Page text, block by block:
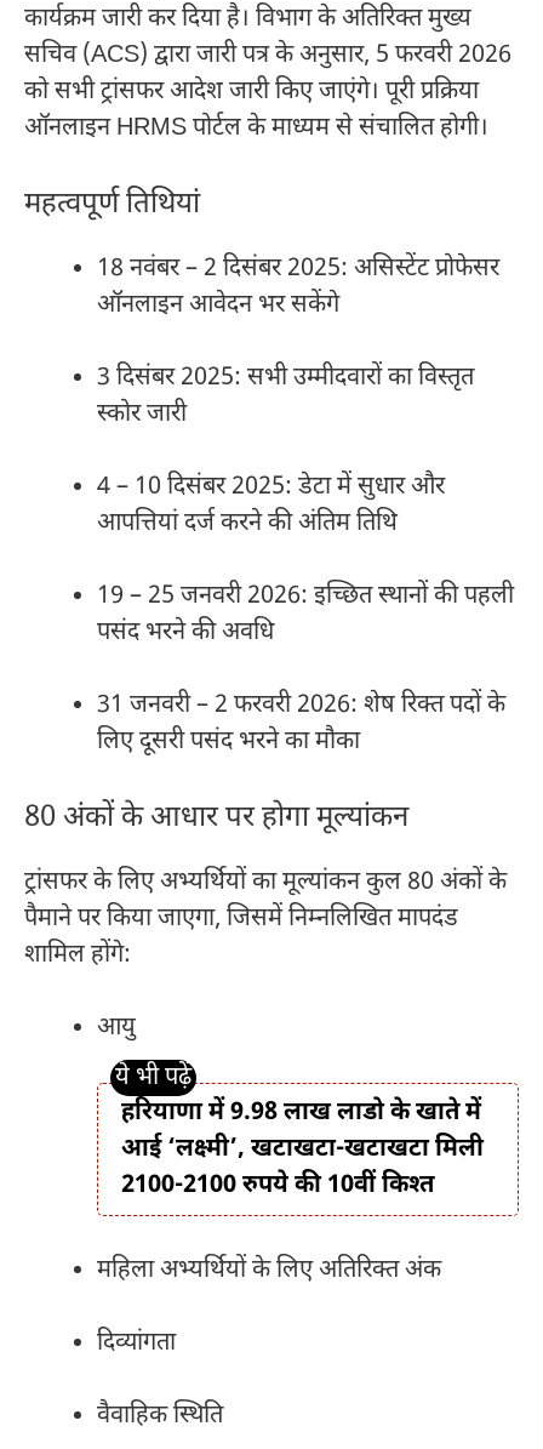
कार्यक्रम जारी कर दिया है। विभाग के अतिरिक्त मुख्य
सचिव (ACS) द्वारा जारी पत्र के अनुसार, 5 फरवरी 2026
को सभी ट्रांसफर आदेश जारी किए जाएंगे। पूरी प्रक्रिया
ऑनलाइन HRMS पोर्टल के माध्यम से संचालित होगी।
महत्वपूर्ण तिथियां
18 नवंबर – 2 दिसंबर 2025: असिस्टेंट प्रोफेसर
ऑनलाइन आवेदन भर सकेंगे
3 दिसंबर 2025: सभी उम्मीदवारों का विस्तृत
स्कोर जारी
4 – 10 दिसंबर 2025: डेटा में सुधार और
आपत्तियां दर्ज करने की अंतिम तिथि
19 – 25 जनवरी 2026: इच्छित स्थानों की पहली
पसंद भरने की अवधि
31 जनवरी – 2 फरवरी 2026: शेष रिक्त पदों के
लिए दूसरी पसंद भरने का मौका
80 अंकों के आधार पर होगा मूल्यांकन
ट्रांसफर के लिए अभ्यर्थियों का मूल्यांकन कुल 80 अंकों के
पैमाने पर किया जाएगा, जिसमें निम्नलिखित मापदंड
शामिल होंगे:
आयु
हरियाणा में 9.98 लाख लाडो के खाते में
आई ‘लक्ष्मी’, खटाखटा-खटाखटा मिली
2100-2100 रुपये की 10वीं किश्त
महिला अभ्यर्थियों के लिए अतिरिक्त अंक
दिव्यांगता
वैवाहिक स्थिति